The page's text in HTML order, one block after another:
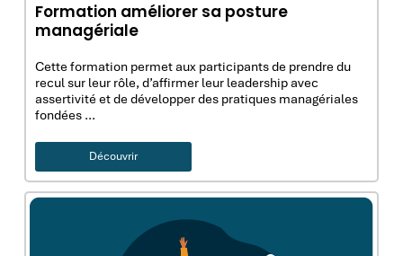
Formation améliorer sa posture
managériale
Cette formation permet aux participants de prendre du
recul sur leur rôle, d’affirmer leur leadership avec
assertivité et de développer des pratiques managériales
fondées …
Découvrir